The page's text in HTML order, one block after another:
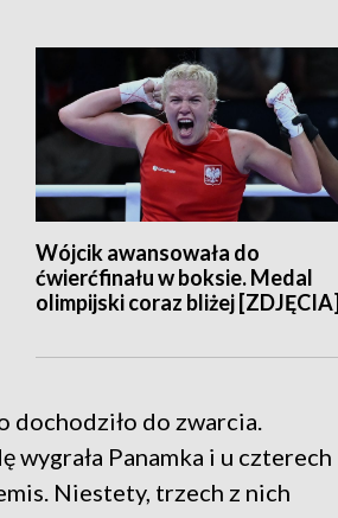
Wójcik awansowała do
ćwierćfinału w boksie. Medal
olimpijski coraz bliżej [ZDJĘCIA]
dochodziło do zwarcia.
wygrała Panamka i u czterech
Niestety, trzech z nich